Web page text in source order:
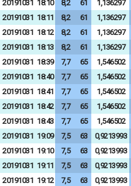
20191031 18:10 8,2 61 1,136297
20191031 18:11 8,2 61 1,136297
20191031 18:12 8,2 61 1,136297
20191031 18:13 8,2 61 1,136297
20191031 18:39 7,7 65 1,546502
20191031 18:40 7,7 65 1,546502
20191031 18:41 7,7 65 1,546502
20191031 18:42 7,7 65 1,546502
20191031 18:43 7,7 65 1,546502
20191031 19:09 7,5 63 0,9213993
20191031 19:10 7,5 63 0,9213993
20191031 19:11 7,5 63 0,9213993
20191031 19:12 7,5 63 0,9213993